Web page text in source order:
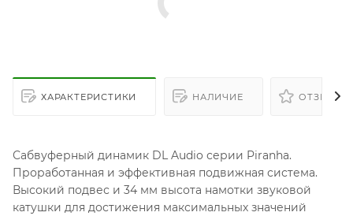
ХАРАКТЕРИСТИКИ НАЛИЧИЕ ОТЗЫВЫ
Сабвуферный динамик DL Audio серии Piranha.
Проработанная и эффективная подвижная система.
Высокий подвес и 34 мм высота намотки звуковой
катушки для достижения максимальных значений